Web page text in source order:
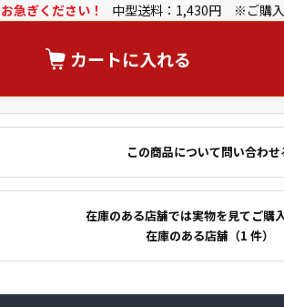
お急ぎください！ 中型送料：1,430円 ※ご購入
カートに入れる
この商品について問い合わせ
在庫のある店舗では実物を見てご購
在庫のある店舗（1 件）